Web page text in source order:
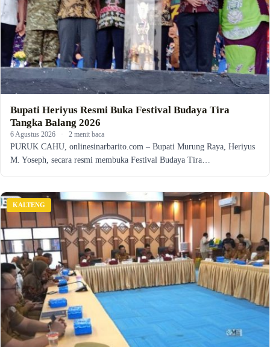
Bupati Heriyus Resmi Buka Festival Budaya Tira
Tangka Balang 2026
6 Agustus 2026 · 2 menit baca
PURUK CAHU, onlinesinarbarito.com – Bupati Murung Raya, Heriyus
M. Yoseph, secara resmi membuka Festival Budaya Tira…
KALTENG